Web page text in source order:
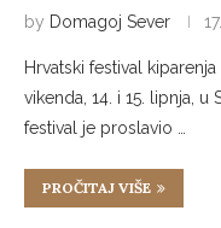
by Domagoj Sever
Hrvatski festival
vikenda, 14. i 15. lipnja,
festival je proslavio …
PROČITAJ VIŠE